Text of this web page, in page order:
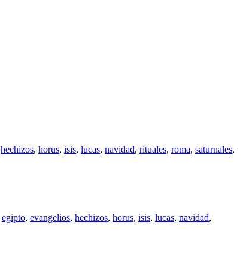
hechizos, horus, isis, lucas, navidad, rituales, roma, saturnales,
egipto, evangelios, hechizos, horus, isis, lucas, navidad,